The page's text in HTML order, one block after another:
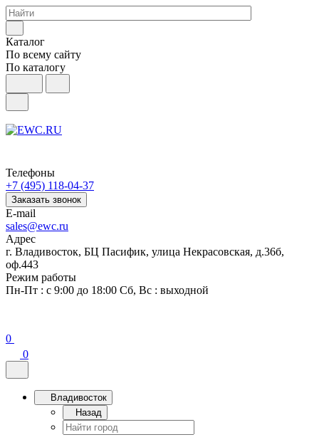
Каталог
По всему сайту
По каталогу
Телефоны
+7 (495) 118-04-37
Заказать звонок
E-mail
sales@ewc.ru
Адрес
г. Владивосток, БЦ Пасифик, улица Некрасовская, д.36б,
оф.443
Режим работы
Пн-Пт : с 9:00 до 18:00 Сб, Вс : выходной
0
0
Владивосток
Назад